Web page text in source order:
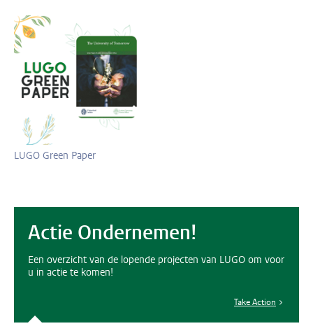
LUGO Green Paper
Actie Ondernemen!
Een overzicht van de lopende projecten van LUGO om voor
u in actie te komen!
Take Action